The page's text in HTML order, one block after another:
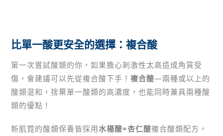
比單一酸更安全的選擇：複合酸
第一次嘗試酸類的你，如果擔心刺激性太高造成角質受
傷，會建議可以先從複合酸下手！複合酸—兩種或以上的
酸類混和，捨棄單一酸類的高濃度，也能同時兼具兩種酸
類的優點！
新肌霓的酸類保養皆採用水楊酸+杏仁酸複合酸類配方，